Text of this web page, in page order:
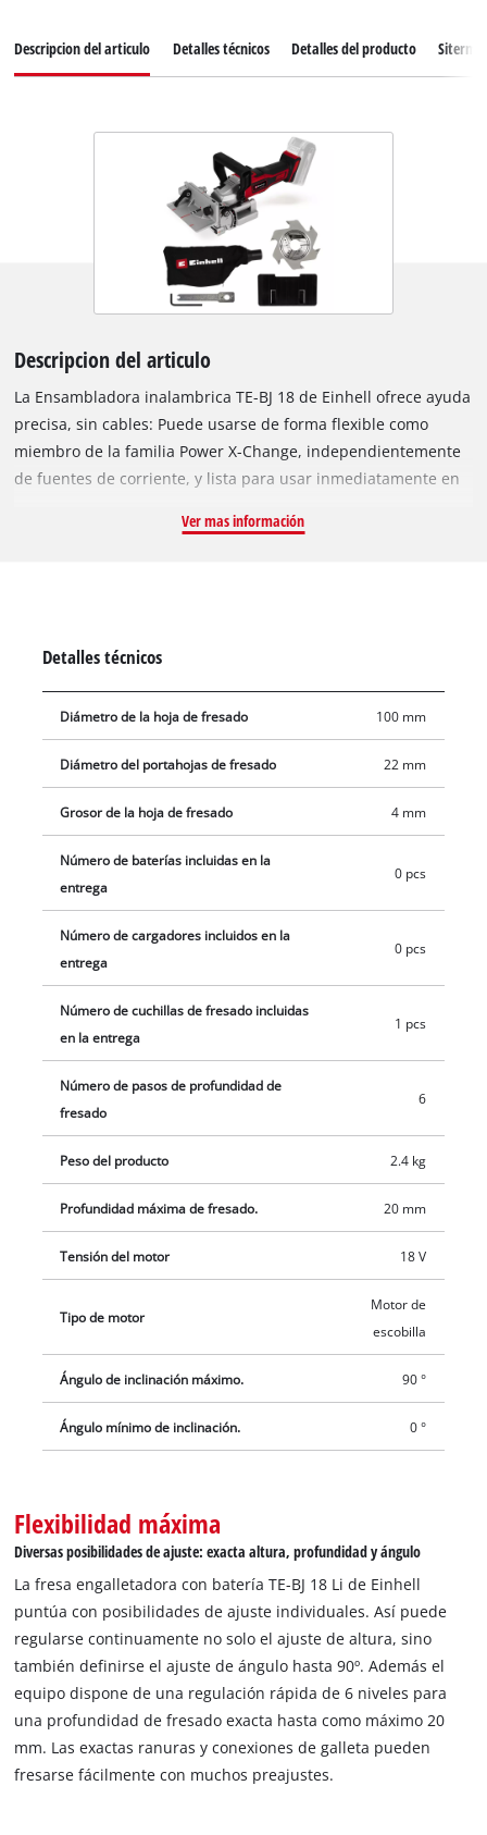
Descripcion del articulo Detalles técnicos Detalles del producto
Descripcion del articulo
La Ensambladora inalambrica TE-BJ 18 de Einhell ofrece ayuda
precisa, sin cables: Puede usarse de forma flexible como
miembro de la familia Power X-Change, independientemente
de fuentes de corriente, y lista para usar inmediatamente en
fresado preciso de ranuras. La fresa engalletadora de Einhell
90º. La profundidad de fresado puede adaptarse por medio
de la regulación rápida de 6 niveles. El boqueo de husillo
aporta un cambio de fresa sencillo y rápido. El envío incluye
colectora de polvo para una zona de trabajo sin polvo. Gracias
al adaptador de aspiración, es compatible con el aspirador de
seco-húmedo de Einhell.
Ver mas información
Detalles técnicos
Diámetro de la hoja de fresado 100 mm
Diámetro del portahojas de fresado 22 mm
Grosor de la hoja de fresado 4 mm
Número de baterías incluidas en la
entrega
0 pcs
Número de cargadores incluidos en la
entrega
0 pcs
Número de cuchillas de fresado incluidas
en la entrega
1 pcs
Número de pasos de profundidad de
fresado
6
Peso del producto 2.4 kg
Profundidad máxima de fresado. 20 mm
Tensión del motor 18 V
Tipo de motor
Motor de
escobilla
Ángulo de inclinación máximo. 90 °
Ángulo mínimo de inclinación. 0 °
Flexibilidad máxima
Diversas posibilidades de ajuste: exacta altura, profundidad y ángulo
La fresa engalletadora con batería TE-BJ 18 Li de Einhell
puntúa con posibilidades de ajuste individuales. Así puede
regularse continuamente no solo el ajuste de altura, sino
también definirse el ajuste de ángulo hasta 90º. Además el
equipo dispone de una regulación rápida de 6 niveles para
una profundidad de fresado exacta hasta como máximo 20
mm. Las exactas ranuras y conexiones de galleta pueden
fresarse fácilmente con muchos preajustes.